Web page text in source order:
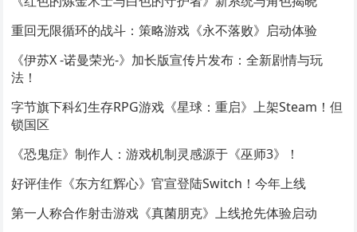
重回无限循环的战斗：策略游戏《永不落败》启动体验
《伊苏X -诺曼荣光-》加长版宣传片发布：全新剧情与玩
法！
字节旗下科幻生存RPG游戏《星球：重启》上架Steam！但
锁国区
《恐鬼症》制作人：游戏机制灵感源于《巫师3》！
好评佳作《东方红辉心》官宣登陆Switch！今年上线
第一人称合作射击游戏《真菌朋克》上线抢先体验启动